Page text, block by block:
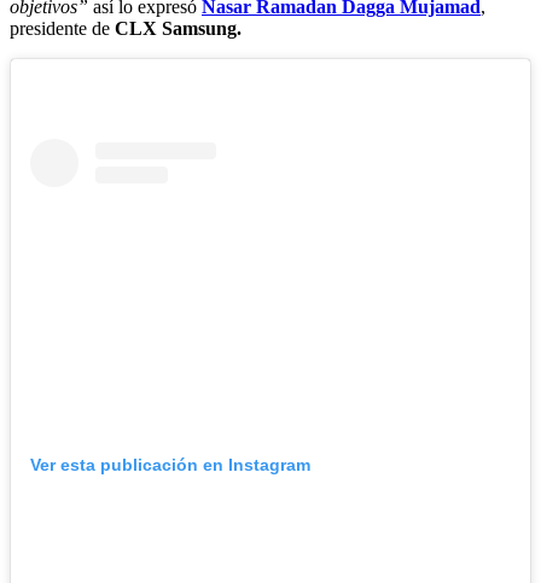
objetivos” así lo expresó Nasar Ramadan Dagga Mujamad,
presidente de CLX Samsung.
Ver esta publicación en Instagram